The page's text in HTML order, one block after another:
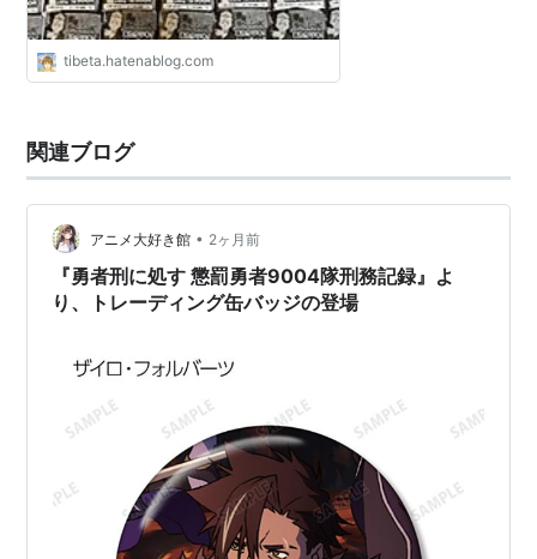
tibeta.hatenablog.com
関連ブログ
アニメ大好き館 • 2ヶ月前
『勇者刑に処す 懲罰勇者9004隊刑務記録』よ
り、トレーディング缶バッジの登場